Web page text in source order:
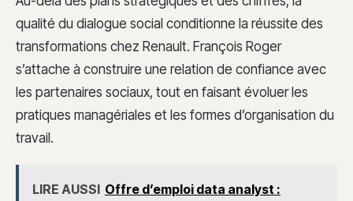
qualité du dialogue social conditionne la réussite des
transformations chez Renault. François Roger
s’attache à construire une relation de confiance avec
les partenaires sociaux, tout en faisant évoluer les
pratiques managériales et les formes d’organisation du
travail.
LIRE AUSSI Offre d’emploi data analyst :